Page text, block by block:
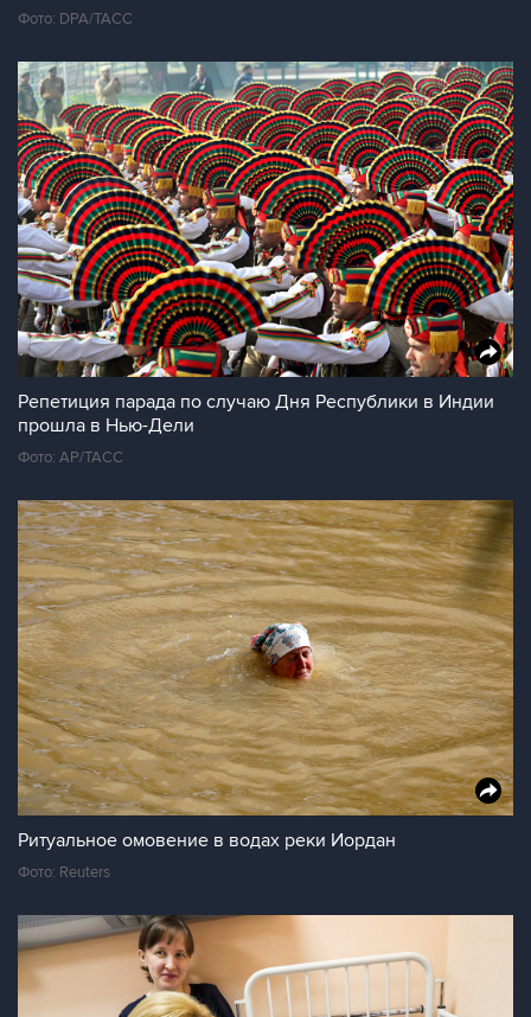
Фото: DPA/ТАСС
Репетиция парада по случаю Дня Республики в Индии
прошла в Нью-Дели
Фото: AP/ТАСС
Ритуальное омовение в водах реки Иордан
Фото: Reuters